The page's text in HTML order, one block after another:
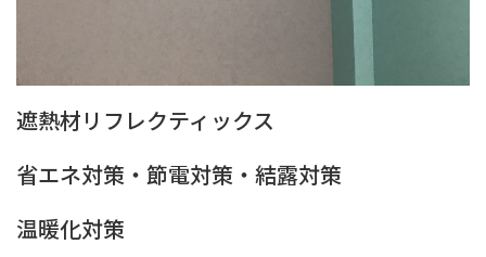
遮熱材リフレクティックス
省エネ対策・節電対策・結露対策
温暖化対策